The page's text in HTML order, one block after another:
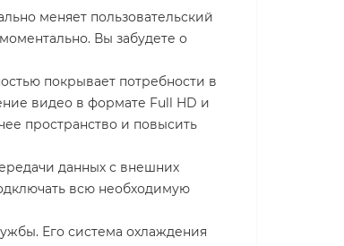
меняет пользовательский
Вы забудете о
покрывает потребности в
видео в формате Full HD и
пространство и повысить
данных с внешних
всю необходимую
Его система охлаждения